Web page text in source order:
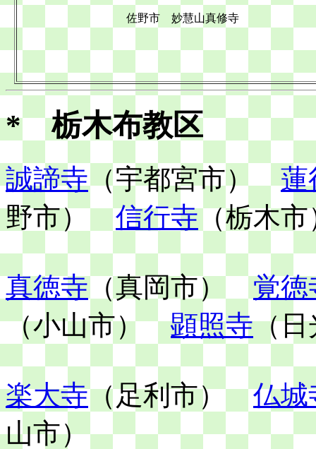
佐野市 妙慧山真修寺
* 栃木布教区
誠諦寺（宇都宮市）蓮
野市）信行寺（栃木市
真徳寺 （真岡市） 覚徳
（小山市）顕照寺（日
楽大寺（足利市）仏城
山市）